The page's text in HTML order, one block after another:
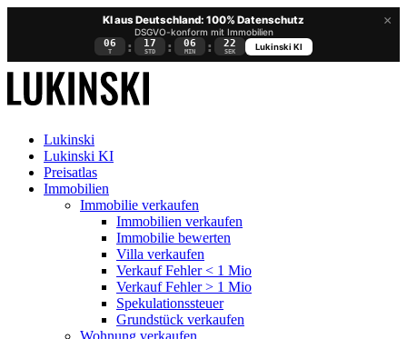
×
KI aus Deutschland: 100% Datenschutz
DSGVO-konform mit Immobilien
06
T : 17
STD : 06
MIN : 22
SEK
Lukinski KI
Lukinski
Lukinski KI
Preisatlas
Immobilien
Immobilie verkaufen
Immobilien verkaufen
Immobilie bewerten
Villa verkaufen
Verkauf Fehler < 1 Mio
Verkauf Fehler > 1 Mio
Spekulationssteuer
Grundstück verkaufen
Wohnung verkaufen